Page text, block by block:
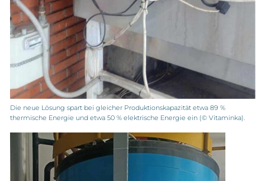
Die neue Lösung spart bei gleicher Produktionskapazität etwa 89 %
thermische Energie und etwa 50 % elektrische Energie ein (© Vitaminka).